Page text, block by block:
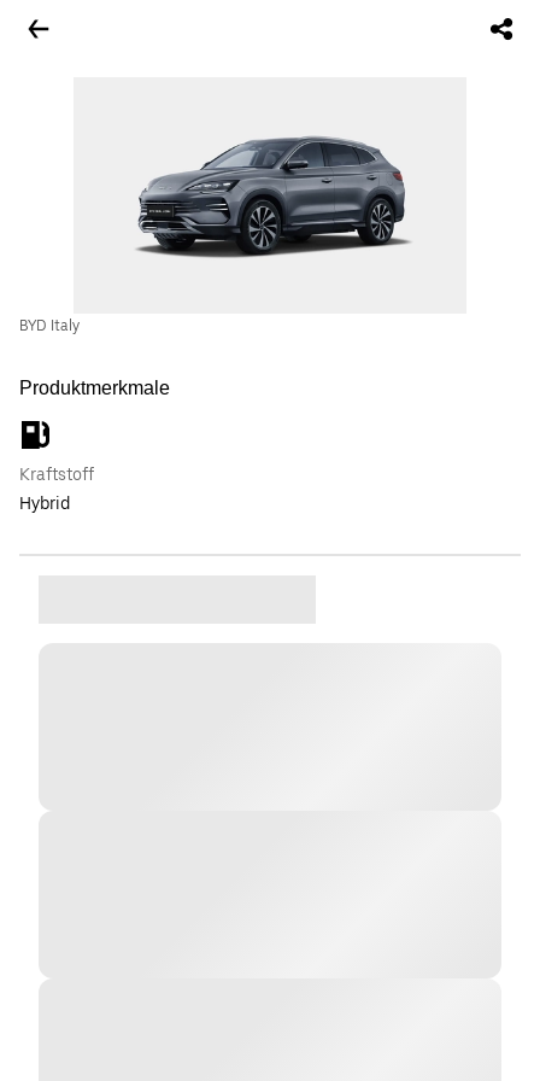
BYD Italy
Produktmerkmale
Kraftstoff
Hybrid